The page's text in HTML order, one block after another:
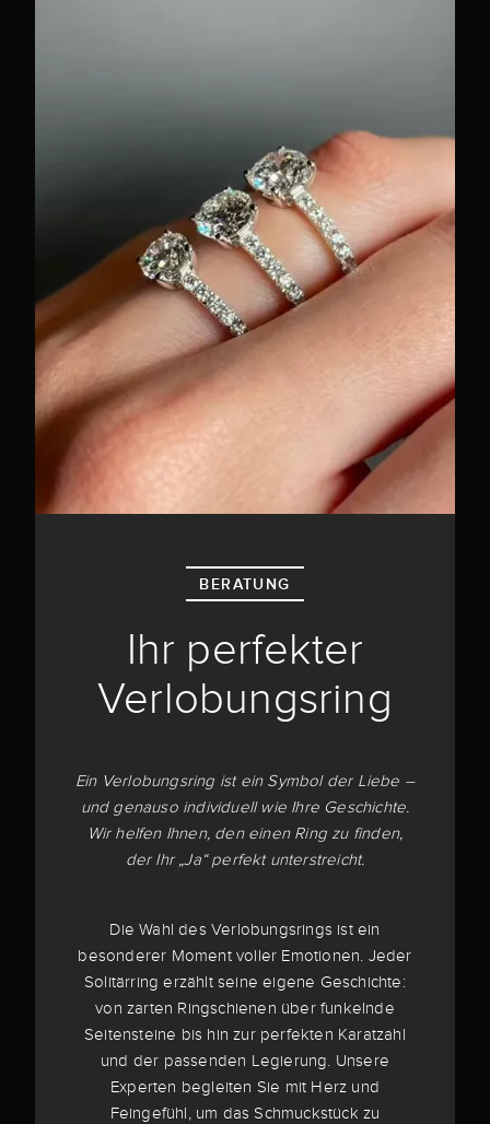
BERATUNG
Ihr perfekter
Verlobungsring
Ein Verlobungsring ist ein Symbol der Liebe –
und genauso individuell wie Ihre Geschichte.
Wir helfen Ihnen, den einen Ring zu finden,
der Ihr „Ja“ perfekt unterstreicht.
Die Wahl des Verlobungsrings ist ein
besonderer Moment voller Emotionen. Jeder
Solitärring erzählt seine eigene Geschichte:
von zarten Ringschienen über funkelnde
Seitensteine bis hin zur perfekten Karatzahl
und der passenden Legierung. Unsere
Experten begleiten Sie mit Herz und
Feingefühl, um das Schmuckstück zu